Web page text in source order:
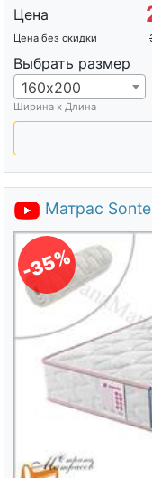
Цена
Цена без скидки
Выбрать размер
160х200
Ширина х Длина
Матрас
-35%